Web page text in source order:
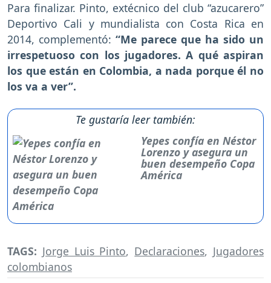
Para finalizar. Pinto, extécnico del club “azucarero”
Deportivo Cali y mundialista con Costa Rica en
2014, complementó: “Me parece que ha sido un
irrespetuoso con los jugadores. A qué aspiran
los que están en Colombia, a nada porque él no
los va a ver”.
Te gustaría leer también:
Yepes confía en Néstor
Lorenzo y asegura un
buen desempeño Copa
América
TAGS: Jorge Luis Pinto, Declaraciones, Jugadores
colombianos